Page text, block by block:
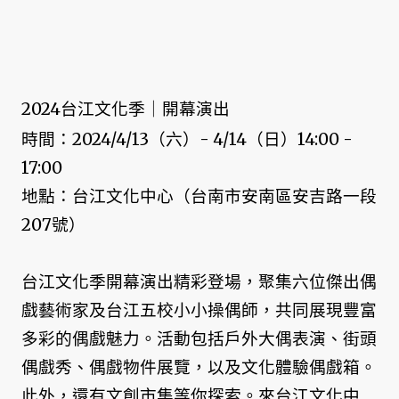
2024台江文化季｜開幕演出
時間：2024/4/13（六）- 4/14（日）14:00 -
17:00
地點：台江文化中心（台南市安南區安吉路一段
207號）
台江文化季開幕演出精彩登場，聚集六位傑出偶
戲藝術家及台江五校小小操偶師，共同展現豐富
多彩的偶戲魅力。活動包括戶外大偶表演、街頭
偶戲秀、偶戲物件展覽，以及文化體驗偶戲箱。
此外，還有文創市集等你探索。來台江文化中